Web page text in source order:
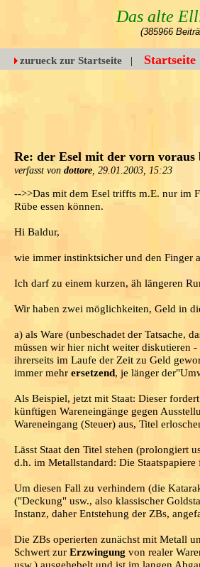
Das alte
(385966
zurueck zur Startseite | Startseite
Re: der Esel mit der vorn voraus
verfasst von dottore, 29.01.2003, 15:23
-->>Das mit dem Esel triffts m.E. nur im
Rübe essen können.
Hi Baldur,
wie immer instinktsicher und den Finger
Ich darf zu einem kurzen, äh längeren
Wir haben zwei möglichkeiten, Geld in
a) als Ware (unbeschadet der Tatsache,
müssen wir hier nicht weiter diskutieren
ihrerseits im Laufe der Zeit zu Geld
immer mehr ersetzend, je länger
Als Beispiel, jetzt mit Staat: Dieser
künftigen Wareneingänge gegen
Wareneingang (Steuer) aus, Titel
Lässt Staat den Titel stehen (prolongiert
d.h. im Metallstandard: Die
Um diesen Fall zu verhindern (die
("Deckung" usw., also klassischer
Instanz, daher Entstehung der ZBs,
Die ZBs operierten zunächst mit Metall
Schwert zur Erzwingung von realer
usw.) ausgehebelt und ist im langen